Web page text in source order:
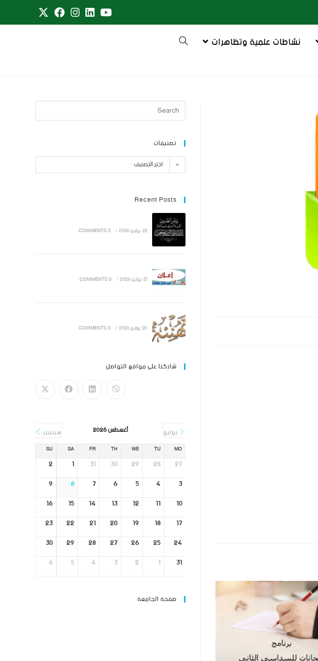
نشاطات علمية وتظاهرات
تصنيفات
اختر التصنيف
Recent Posts
22 يوليو 2026 /
0 COMMENTS
21 يوليو 2026 /
0 COMMENTS
20 يوليو 2026 /
0 COMMENTS
شاركنا على مواقع التواصل
يوليو أغسطس 2026 سبتمبر
MO
TU
WE
TH
FR
SA
SU
27
28
29
30
31
1
2
3
4
5
6
7
8
9
10
11
12
13
14
15
16
17
18
19
20
21
22
23
24
25
26
27
28
29
30
31
1
2
3
4
5
6
صفحة الجامعة